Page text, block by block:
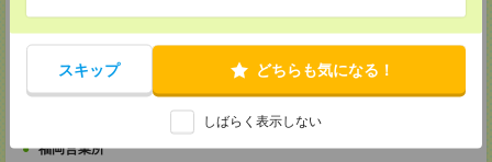
スキップ どちらも気になる！
しばらく表示しない
〒790-0003
愛媛県松山市三番町7丁目1番地21号 ジブラルタ生命松山ビル8階
FAX：0120-709-890
福岡営業所